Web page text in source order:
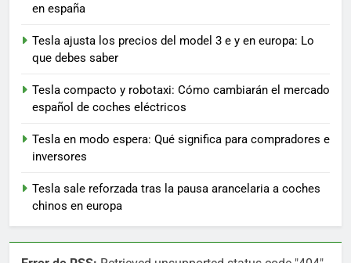
en españa
Tesla ajusta los precios del model 3 e y en europa: Lo
que debes saber
Tesla compacto y robotaxi: Cómo cambiarán el mercado
español de coches eléctricos
Tesla en modo espera: Qué significa para compradores e
inversores
Tesla sale reforzada tras la pausa arancelaria a coches
chinos en europa